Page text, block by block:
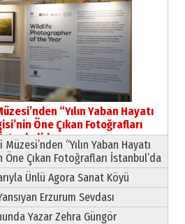
ÜÇ KIZI
Perşembe
Sebahattin Şirin’e
“Yılın Yaban Hayatı
Öne Çıkan Fotoğrafları
İstanbul’da
“Yılın Yaban Hayatı
Öne Çıkan Fotoğrafları İstanbul’da
Ünlü Agora Sanat Köyü
Erzurum Sevdası
Yazar Zehra Güngör